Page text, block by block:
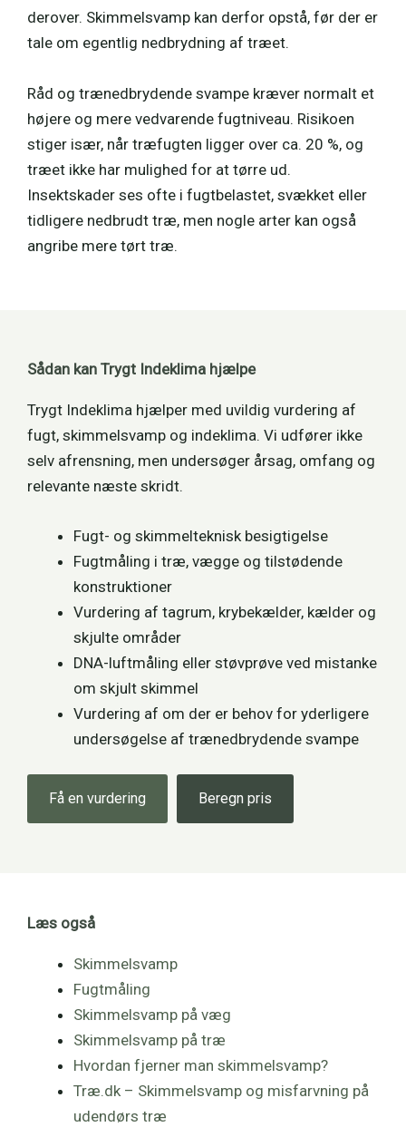
derover. Skimmelsvamp kan derfor opstå, før der er
tale om egentlig nedbrydning af træet.
Råd og trænedbrydende svampe kræver normalt et
højere og mere vedvarende fugtniveau. Risikoen
stiger især, når træfugten ligger over ca. 20 %, og
træet ikke har mulighed for at tørre ud.
Insektskader ses ofte i fugtbelastet, svækket eller
tidligere nedbrudt træ, men nogle arter kan også
angribe mere tørt træ.
Sådan kan Trygt Indeklima hjælpe
Trygt Indeklima hjælper med uvildig vurdering af
fugt, skimmelsvamp og indeklima. Vi udfører ikke
selv afrensning, men undersøger årsag, omfang og
relevante næste skridt.
Fugt- og skimmelteknisk besigtigelse
Fugtmåling i træ, vægge og tilstødende
konstruktioner
Vurdering af tagrum, krybekælder, kælder og
skjulte områder
DNA-luftmåling eller støvprøve ved mistanke
om skjult skimmel
Vurdering af om der er behov for yderligere
undersøgelse af trænedbrydende svampe
Få en vurdering Beregn pris
Læs også
Skimmelsvamp
Fugtmåling
Skimmelsvamp på væg
Skimmelsvamp på træ
Hvordan fjerner man skimmelsvamp?
Træ.dk – Skimmelsvamp og misfarvning på
udendørs træ